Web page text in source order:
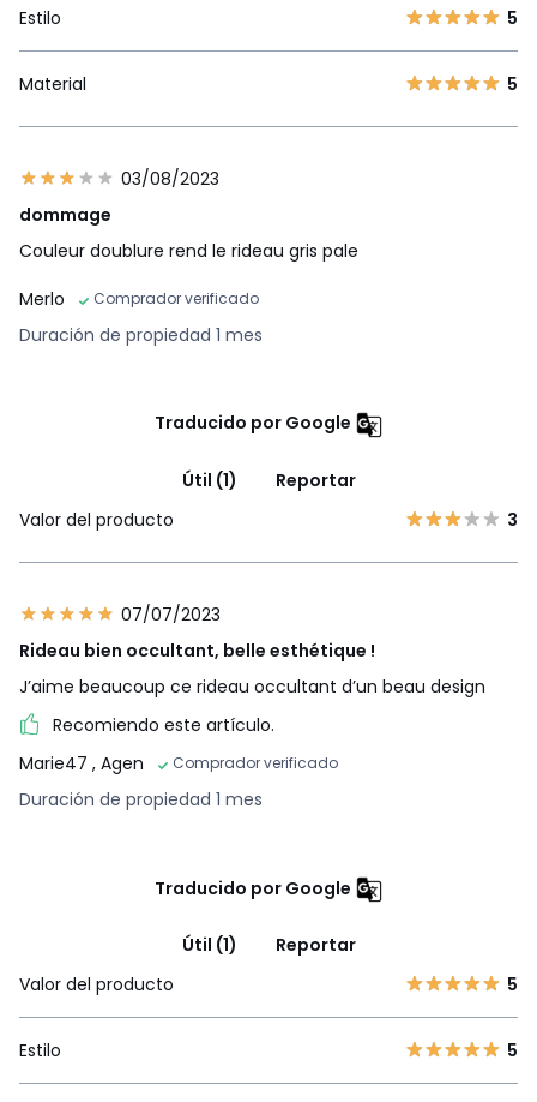
Estilo 5
Material 5
03/08/2023
dommage
Couleur doublure rend le rideau gris pale
Merlo
Comprador verificado
Duración de propiedad 1 mes
Traducido por Google
Útil (1)
Reportar
Valor del producto
3
07/07/2023
Rideau bien occultant, belle esthétique !
J’aime beaucoup ce rideau occultant d’un beau design
Recomiendo este artículo.
Marie47 , Agen Comprador verificado
Duración de propiedad 1 mes
Traducido por Google
Útil (1)
Reportar
Valor del producto
5
Estilo 5